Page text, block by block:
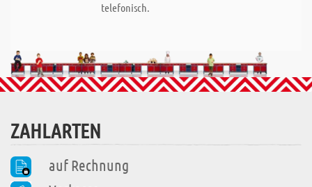
telefonisch.
ZAHLARTEN
auf Rechnung